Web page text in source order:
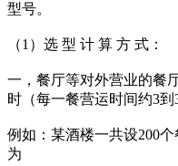
型号。
（1）选 型 计 算 方 式：
一，餐厅等对外营业的餐
时（每一餐营运时间约3到
例如：某酒楼一共设200
为